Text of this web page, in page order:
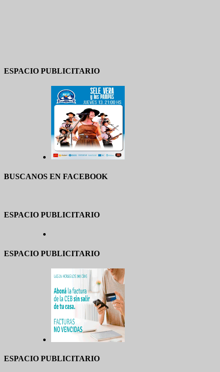
ESPACIO PUBLICITARIO
BUSCANOS EN FACEBOOK
ESPACIO PUBLICITARIO
ESPACIO PUBLICITARIO
ESPACIO PUBLICITARIO